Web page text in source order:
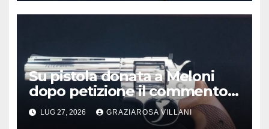
Su pistola donata a Meloni
dopo petizione il commento
del vescovo partenopeo
Mimmo Battaglia
LUG 27, 2026 GRAZIAROSA VILLANI